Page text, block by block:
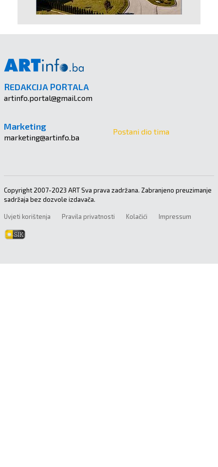
REDAKCIJA PORTALA
artinfo.portal@gmail.com
Marketing
marketing@artinfo.ba
Postani dio tima
Copyright 2007-2023 ART Sva prava zadržana. Zabranjeno preuzimanje
sadržaja bez dozvole izdavača.
Uvjeti korištenja Pravila privatnosti Kolačići Impressum